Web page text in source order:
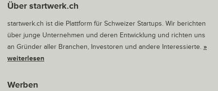
Über startwerk.ch
startwerk.ch ist die Plattform für Schweizer Startups. Wir berichten
über junge Unternehmen und deren Entwicklung und richten uns
an Gründer aller Branchen, Investoren und andere Interessierte. »
weiterlesen
Werben